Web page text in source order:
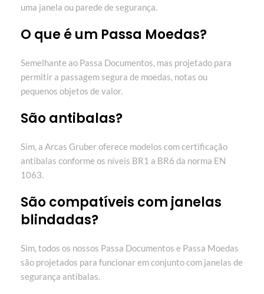
uma janela ou parede de segurança.
O que é um Passa Moedas?
Semelhante ao Passa Documentos, mas projetado para
permitir a passagem segura de moedas, notas ou
pequenos objetos de valor.
São antibalas?
Sim, a Arcas Gruber oferece modelos com certificação
antibalas conforme os níveis BR1 a BR6 da norma EN
1063.
São compatíveis com janelas
blindadas?
Sim, todos os nossos Passa Documentos e Passa Moedas
são projetados para funcionar em conjunto com janelas de
segurança antibalas.